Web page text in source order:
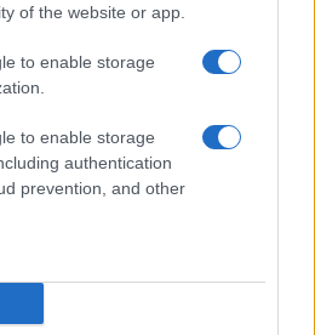
of the website or app.
to enable storage
to enable storage
authentication
prevention, and other
a Santa Teresa Gallura, la
dei residenti